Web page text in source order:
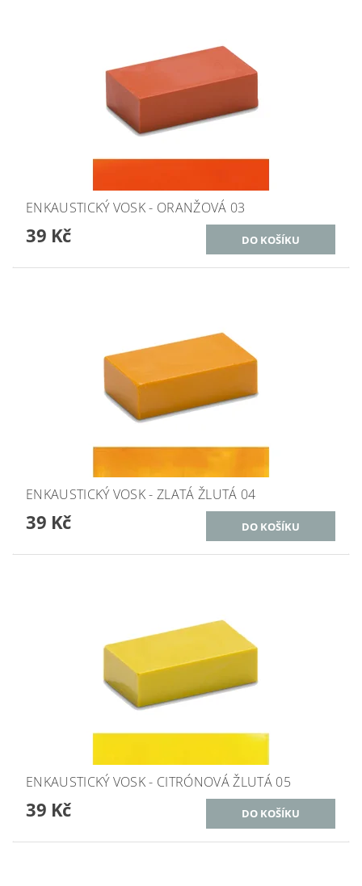
ENKAUSTICKÝ VOSK - ORANŽOVÁ 03
39 Kč
ENKAUSTICKÝ VOSK - ZLATÁ ŽLUTÁ 04
39 Kč
ENKAUSTICKÝ VOSK - CITRÓNOVÁ ŽLUTÁ 05
39 Kč